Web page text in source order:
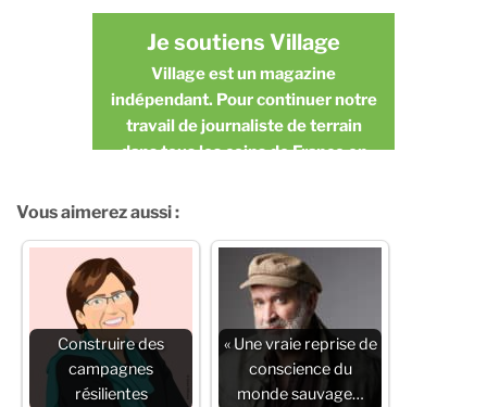
Je soutiens Village
Village est un magazine
indépendant. Pour continuer notre
travail de journaliste de terrain
dans tous les coins de France en
JE FAIS UN DON
Vous aimerez aussi :
Construire des
campagnes
résilientes
« Une vraie reprise de
conscience du
monde sauvage…